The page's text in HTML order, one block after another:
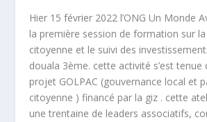
Hier 15 février 2022 l’ONG Un Monde
la première session de formation sur
citoyenne et le suivi des
douala 3ème. cette activité s’est tenue
projet GOLPAC (gouvernance local et
citoyenne ) financé par la giz . cette
une trentaine de leaders associatifs,